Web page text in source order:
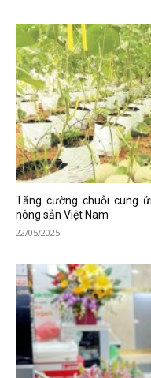
Tăng cường chuỗi cung
nông sản Việt Nam
22/05/2025